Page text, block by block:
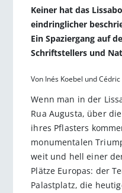
Keiner hat das
eindringlicher
Ein Spaziergang auf
Schriftstellers und
Von Inés Koebel und
Wenn man in der
Rua Augusta, über
ihres Pflasters
monumentalen
weit und hell einer
Plätze Europas: der
Palastplatz, die